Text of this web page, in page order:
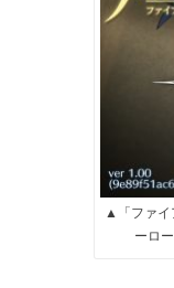
▲「ファイ
ーロ